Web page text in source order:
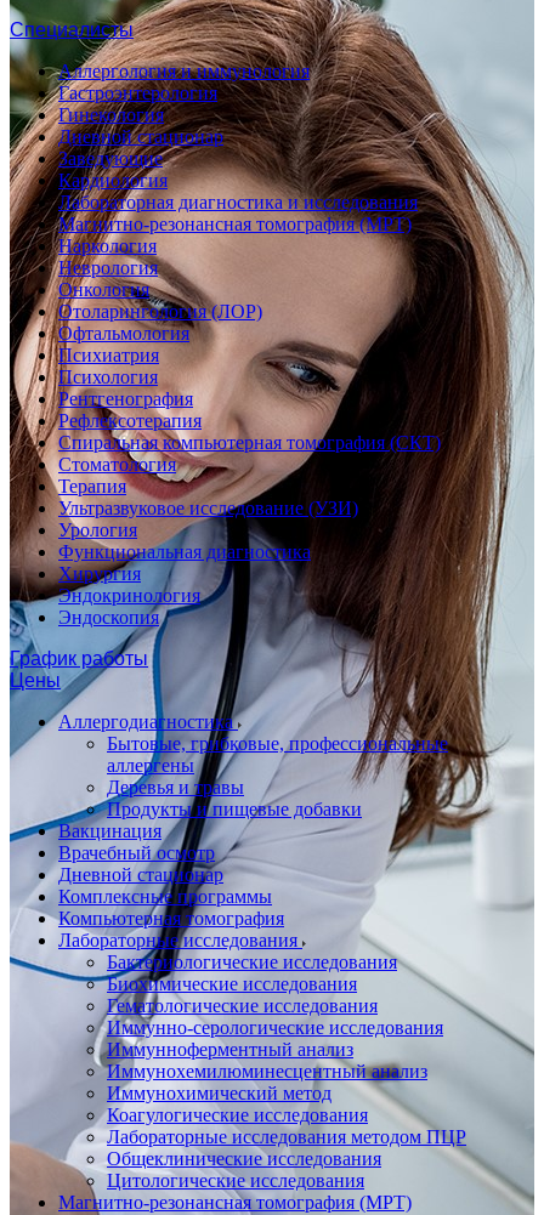
Специалисты
Аллергология и иммунология
Гастроэнтерология
Гинекология
Дневной стационар
Заведующие
Кардиология
Лабораторная диагностика и исследования
Магнитно-резонансная томография (МРТ)
Наркология
Неврология
Онкология
Отоларингология (ЛОР)
Офтальмология
Психиатрия
Психология
Рентгенография
Рефлексотерапия
Спиральная компьютерная томография (СКТ)
Стоматология
Терапия
Ультразвуковое исследование (УЗИ)
Урология
Функциональная диагностика
Хирургия
Эндокринология
Эндоскопия
График работы
Цены
Аллергодиагностика
Бытовые, грибковые, профессиональные
аллергены
Деревья и травы
Продукты и пищевые добавки
Вакцинация
Врачебный осмотр
Дневной стационар
Комплексные программы
Компьютерная томография
Лабораторные исследования
Бактериологические исследования
Биохимические исследования
Гематологические исследования
Иммунно-серологические исследования
Иммунноферментный анализ
Иммунохемилюминесцентный анализ
Иммунохимический метод
Коагулогические исследования
Лабораторные исследования методом ПЦР
Общеклинические исследования
Цитологические исследования
Магнитно-резонансная томография (МРТ)